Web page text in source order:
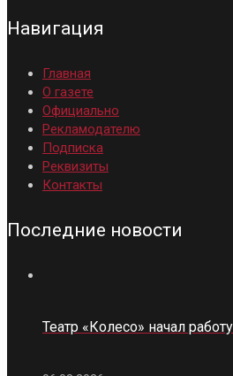
Навигация
Главная
О газете
Официально
Рекламодателю
Подписка
Реквизиты
Контакты
Последние новости
Театр «Колесо» начал